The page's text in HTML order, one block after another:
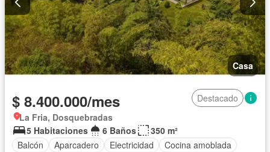
Casa
$ 8.400.000/mes
Destacado
La Fria, Dosquebradas
5 Habitaciones
6 Baños
350 m²
Balcón
Aparcadero Electricidad
Cocina amoblada